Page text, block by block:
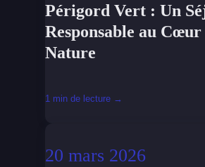
Périgord Vert : Un
Responsable au Cœur
Nature
1 min de lecture →
20 mars 2026